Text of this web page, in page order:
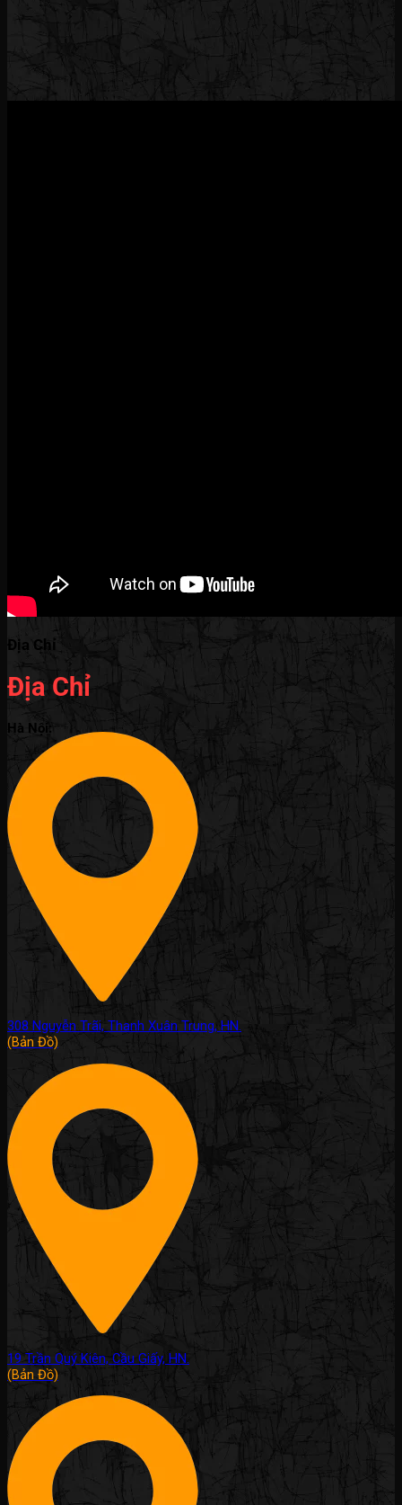
Địa Chỉ
Địa Chỉ
Hà Nội:
308 Nguyễn Trãi, Thanh Xuân Trung, HN.
(Bản Đồ)
19 Trần Quý Kiên, Cầu Giấy, HN.
(Bản Đồ)